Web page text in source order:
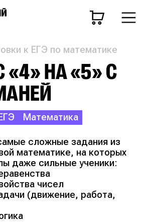
к ЕГЭ по математике
«4» НА «5» С
Математика
сложные задания из
математике, на которых
даже сильные ученики:
чисел
(движение, работа,